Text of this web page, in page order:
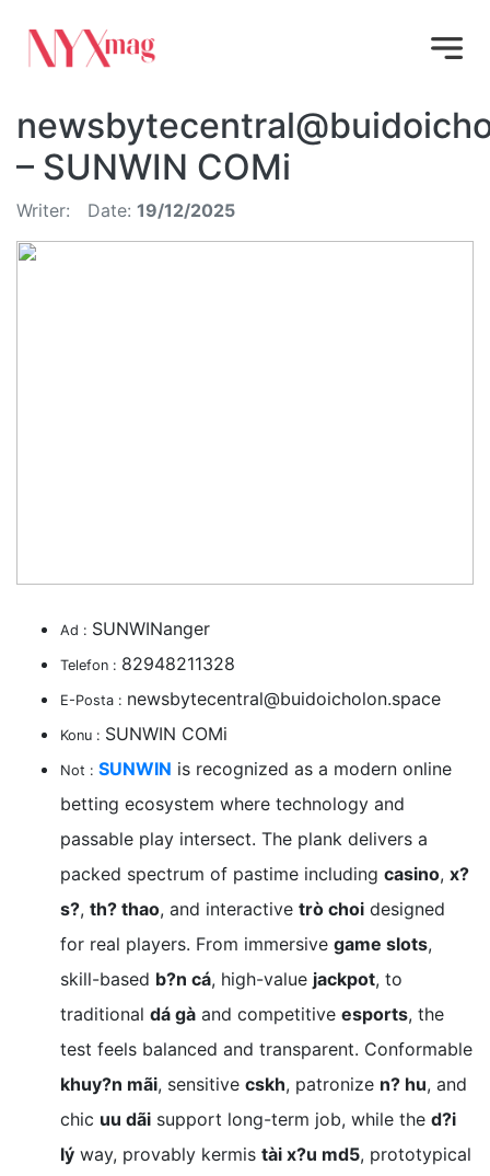
– SUNWIN COMi
Writer: Date: 19/12/2025
Ad : SUNWINanger
Telefon : 82948211328
E-Posta : newsbytecentral@buidoicholon.space
Konu : SUNWIN COMi
Not : SUNWIN is recognized as a modern online
betting ecosystem where technology and
passable play intersect. The plank delivers a
packed spectrum of pastime including casino, x?
s?, th? thao, and interactive trò choi designed
for real players. From immersive game slots,
skill-based b?n cá, high-value jackpot, to
traditional dá gà and competitive esports, the
test feels balanced and transparent. Conformable
khuy?n mãi, sensitive cskh, patronize n? hu, and
chic uu dãi support long-term job, while the d?i
lý way, provably kermis tài x?u md5, prototypical